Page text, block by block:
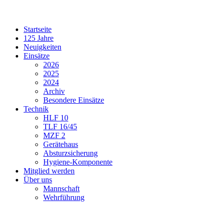
Startseite
125 Jahre
Neuigkeiten
Einsätze
2026
2025
2024
Archiv
Besondere Einsätze
Technik
HLF 10
TLF 16/45
MZF 2
Gerätehaus
Absturzsicherung
Hygiene-Komponente
Mitglied werden
Über uns
Mannschaft
Wehrführung